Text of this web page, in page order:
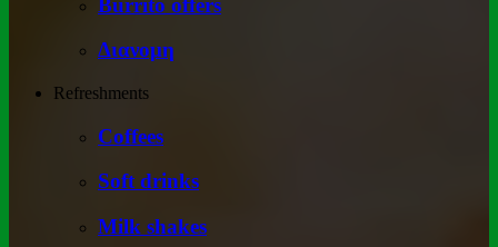
Διανομη
Refreshments
Coffees
Soft drinks
Milk shakes